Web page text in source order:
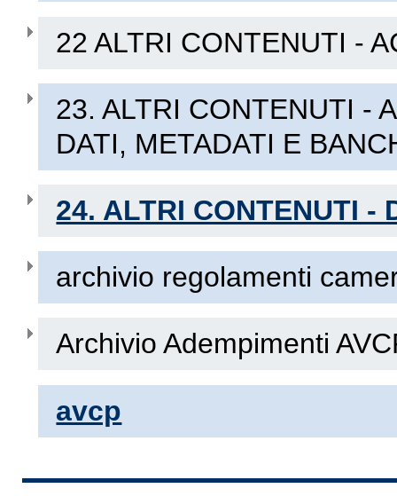
22 ALTRI CONTENUTI -
23. ALTRI CONTENUTI -
DATI, METADATI E
24. ALTRI CONTENUTI -
archivio regolamenti
Archivio Adempimenti
avcp